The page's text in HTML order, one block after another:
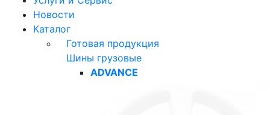
Новости
Каталог
Готовая продукция
Шины грузовые
ADVANCE